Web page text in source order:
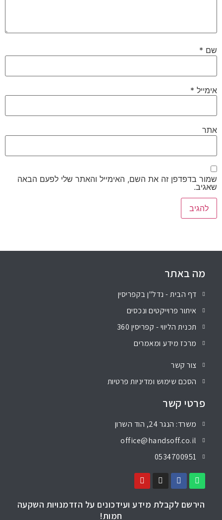
שם *
אימייל *
אתר
שמור בדפדפן זה את השם, האימייל והאתר שלי לפעם הבאה
שאגיב.
מה באתר
דף הבית - נדל"ן בקפריסין
איתור פרוייקטים ונכסים
תכנית הליווי - קפריסין 360
מרכז מידע ומאמרים
צור קשר
הסכם שימוש ומדיניות פרטיות
פרטי קשר
משרד: הנגר 24, הוד השרון
office@handsoff.co.il
0534700951
הירשם לקבלת מידע ועידכונים על הזדמנויות השקעה
חמות!